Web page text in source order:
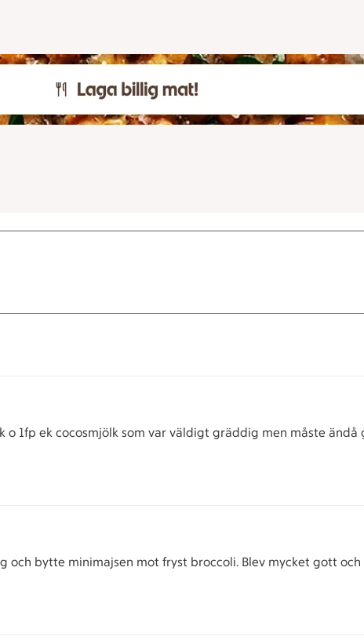
1fp ek cocosmjölk som var väldigt gräddig men måste ändå
och bytte minimajsen mot fryst broccoli. Blev mycket gott